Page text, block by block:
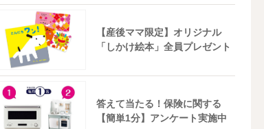
【産後ママ限定】オリジナル
「しかけ絵本」全員プレゼント
答えて当たる！保険に関する
【簡単1分】アンケート実施中